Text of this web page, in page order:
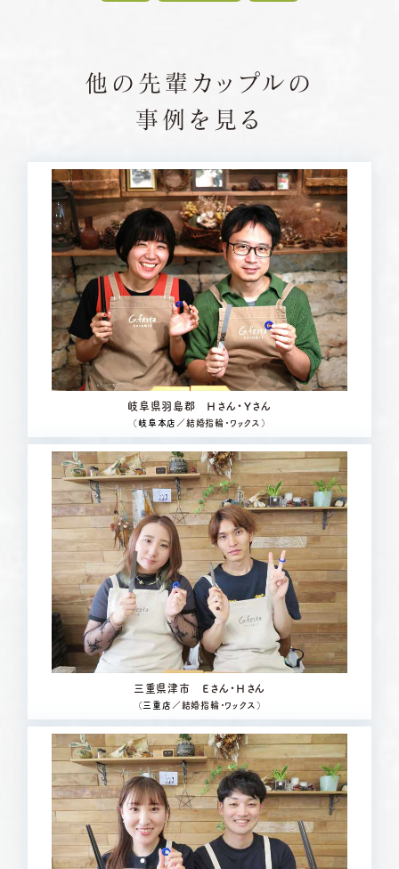
他の先輩カップルの
事例を見る
岐阜県羽島郡 Ｈさん・Ｙさん
（岐阜本店 ／結婚指輪・ワックス）
三重県津市 Ｅさん・Ｈさん
（三重店 ／結婚指輪・ワックス）